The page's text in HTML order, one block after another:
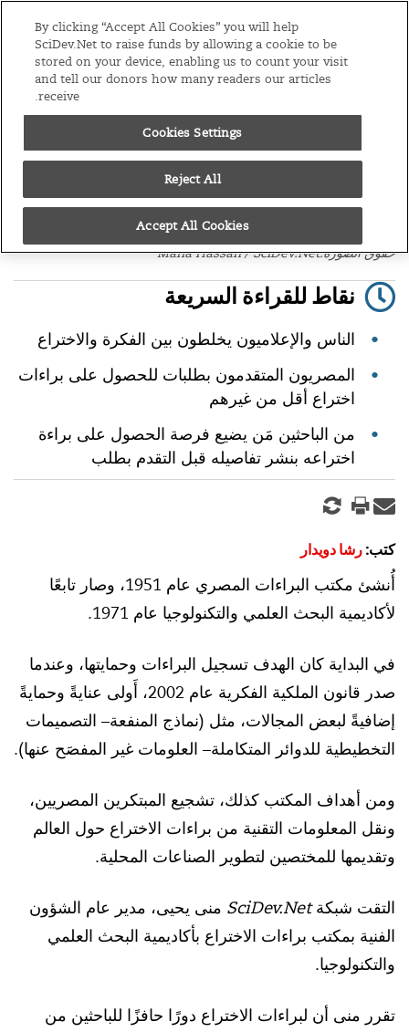
e
القائمة
الشرق الأوسط وشمال أفريقيا
الملكية الفكرية/مقال رأي
س و ج مع منى يحيى حول
براءات الاختراع في مصر
حقوق الصورة:Maha Hassan / SciDev.Net
نقاط للقراءة السريعة
الناس والإعلاميون يخلطون بين الفكرة والاختراع
المصريون المتقدمون بطلبات للحصول على براءات
اختراع أقل من غيرهم
من الباحثين مَن يضيع فرصة الحصول على براءة
اختراعه بنشر تفاصيله قبل التقدم بطلب
كتب:رشا دويدار
أُنشئ مكتب البراءات المصري عام 1951، وصار تابعًا
لأكاديمية البحث العلمي والتكنولوجيا عام 1971.
في البداية كان الهدف تسجيل البراءات وحمايتها، وعندما
صدر قانون الملكية الفكرية عام 2002، أَولى عنايةً وحمايةً
إضافيةً لبعض المجالات، مثل (نماذج المنفعة– التصميمات
التخطيطية للدوائر المتكاملة– العلومات غير المفصَح عنها).
ومن أهداف المكتب كذلك، تشجيع المبتكرين المصريين،
ونقل المعلومات التقنية من براءات الاختراع حول العالم
وتقديمها للمختصين لتطوير الصناعات المحلية.
التقت شبكةSciDev.Net منى يحيى، مدير عام الشؤون
الفنية بمكتب براءات الاختراع بأكاديمية البحث العلمي
والتكنولوجيا.
تقرر منى أن لبراءات الاختراع دورًا حافزًا للباحثين من
By clicking “Accept All Cookies” you will help
SciDev.Net to raise funds by allowing a cookie to be
stored on your device, enabling us to count your visit
and tell our donors how many readers our articles
receive.
Cookies Settings
Reject All
Accept All Cookies